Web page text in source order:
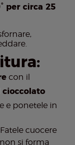
per circa 25
con il
cioccolato
e ponetele in
cuocere
si forma